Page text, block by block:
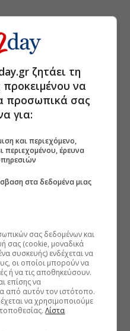
ζητάει τη
να
προσωπικά σας
για:
και περιεχόμενο,
περιεχομένου, έρευνα
στα δεδομένα μιας
σας δεδομένων και
σας (cookie, μοναδικά
συσκευής) ενδέχεται να
οι οποίοι μπορούν να
ή να τις αποθηκεύσουν.
επίσης να
από αυτόν τον ιστότοπο.
να χρησιμοποιούμε
Λίστα